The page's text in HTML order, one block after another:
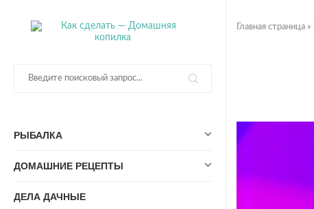
РЫБАЛКА
ДОМАШНИЕ РЕЦЕПТЫ
ДЕЛА ДАЧНЫЕ
Главная страница »